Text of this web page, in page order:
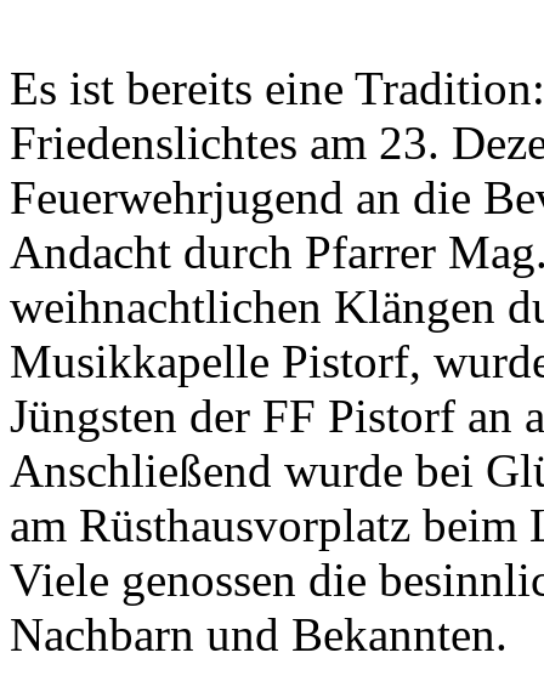
Es ist bereits eine
Friedenslichtes am 23.
Feuerwehrjugend an die
Andacht durch Pfarrer
weihnachtlichen Klängen
Musikkapelle Pistorf,
Jüngsten der FF Pistorf an
Anschließend wurde bei
am Rüsthausvorplatz beim
Viele genossen die
Nachbarn und Bekannten.